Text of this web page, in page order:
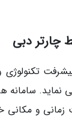
چارتر دبی
تکنولوژی
سامانه های
و مکانی